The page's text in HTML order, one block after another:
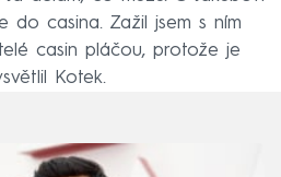
do casina. Zažil jsem s ním
casin pláčou, protože je
Kotek.